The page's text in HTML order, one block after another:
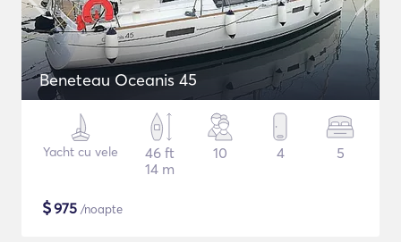
Beneteau Oceanis 45
Yacht cu vele
46 ft
14 m
10 4 5
$975 /noapte